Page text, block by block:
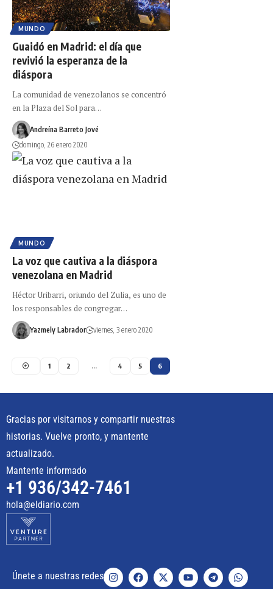
MUNDO
Guaidó en Madrid: el día que
revivió la esperanza de la
diáspora
La comunidad de venezolanos se concentró
en la Plaza del Sol para…
Andreína Barreto Jové
domingo, 26 enero 2020
MUNDO
La voz que cautiva a la diáspora
venezolana en Madrid
Héctor Uribarri, oriundo del Zulia, es uno de
los responsables de congregar…
Yazmely Labrador viernes, 3 enero 2020
1 2 … 4 5 6
Gracias por visitarnos y compartir nuestras
historias. Vuelve pronto, y mantente
actualizado.
Mantente informado
+1 936/342-7461
hola@eldiario.com
Únete a nuestras redes